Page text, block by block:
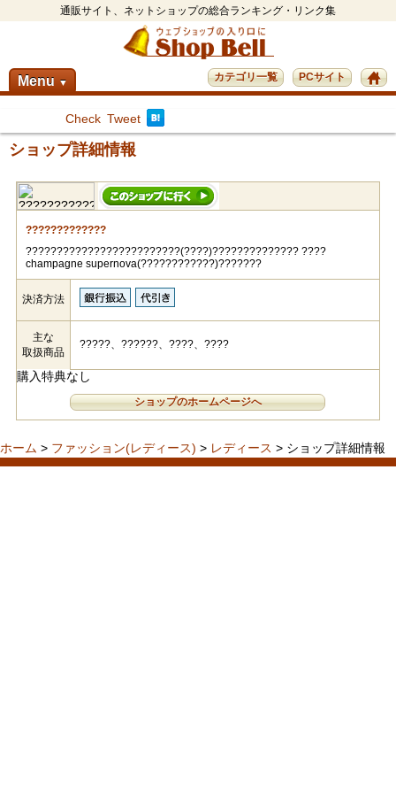
通販サイト、ネットショップの総合ランキング・リンク集
Menu ▼ PCサイト
カテゴリ一覧
Check Tweet
ショップ詳細情報
?????????????
?????????????????????????(????)?????????????? ????
champagne supernova(????????????)???????
決済方法
主な
取扱商品
?????、??????、????、????
購入特典なし
ショップのホームページへ
ホーム > ファッション(レディース) > レディース > ショップ詳細情報